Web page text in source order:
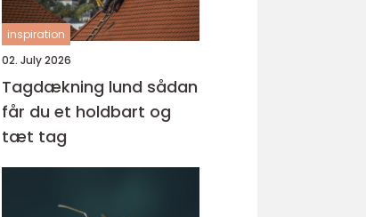
inspiration
02. July 2026
Tagdækning lund sådan
får du et holdbart og
tæt tag